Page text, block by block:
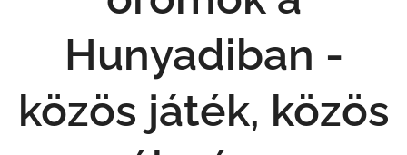
Hunyadiban -
közös játék, közös